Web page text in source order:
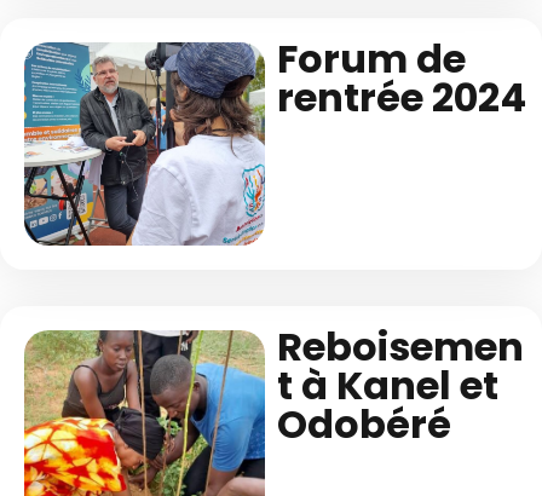
Forum de
rentrée 2024
Reboisemen
t à Kanel et
Odobéré